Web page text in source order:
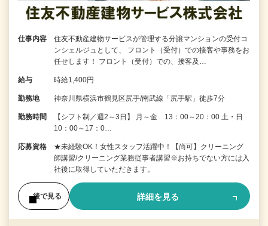
仕事内容
住友不動産建物サービスが管理する分譲マンションの受付コ
ンシェルジュとして、 フロント（受付）での接客や事務をお
任せします！ フロント（受付）での、接客及…
給与 時給1,400円
勤務地 神奈川県横浜市鶴見区尻手/南武線「尻手駅」徒歩7分
勤務時間
【シフト制／週2～3日】 月～金 13：00～20：00 土・日
10：00～17：0…
応募資格
★未経験OK！女性スタッフ活躍中！【尚可】クリーニング
師講習/クリーニング業務従事者講習※お持ちでない方には入
社後に取得していただきます。
後で見る 詳細を見る